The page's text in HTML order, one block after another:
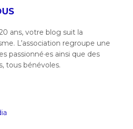
ans, votre blog suit la
L’association regroupe une
passionné·es ainsi que des
tous bénévoles.